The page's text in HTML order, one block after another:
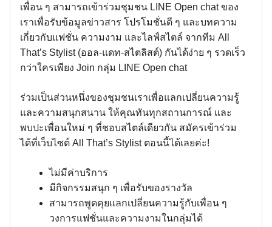
เพื่อน ๆ สามารถเข้าร่วมชุมชน LINE Open chat ของ
เราเพื่อรับข้อมูลข่าวสาร โปรโมชั่นดี ๆ และบทความ
เกี่ยวกับแฟชั่น ความงาม และไลฟ์สไตล์ จากทีม All
That’s Stylist (ออล-แดท-สไตลิสต์) กันได้ง่าย ๆ รวดเร็ว
กว่าใครเพียง Join กลุ่ม LINE Open chat
ร่วมเป็นส่วนหนึ่งของชุมชนเราเพื่อแลกเปลี่ยนความรู้
และความสนุกสนาน ให้คุณทันทุกสถานการณ์ และ
พบปะเพื่อนใหม่ ๆ ที่ชอบสไตล์เดียวกัน สมัครเข้าร่วม
ได้ที่เว็บไซต์ All That’s Stylist ตอนนี้ได้เลยค่ะ!
ไม่มีค่าบริการ
มีกิจกรรมสนุก ๆ เพื่อรับของรางวัล
สามารถพูดคุยแลกเปลี่ยนความรู้กับเพื่อน ๆ
วงการแฟชั่นและความงามในกลุ่มได้